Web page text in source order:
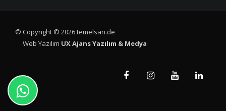
© Copyright © 2026 temelsan.de
Web Yazılım UX Ajans Yazılım & Medya